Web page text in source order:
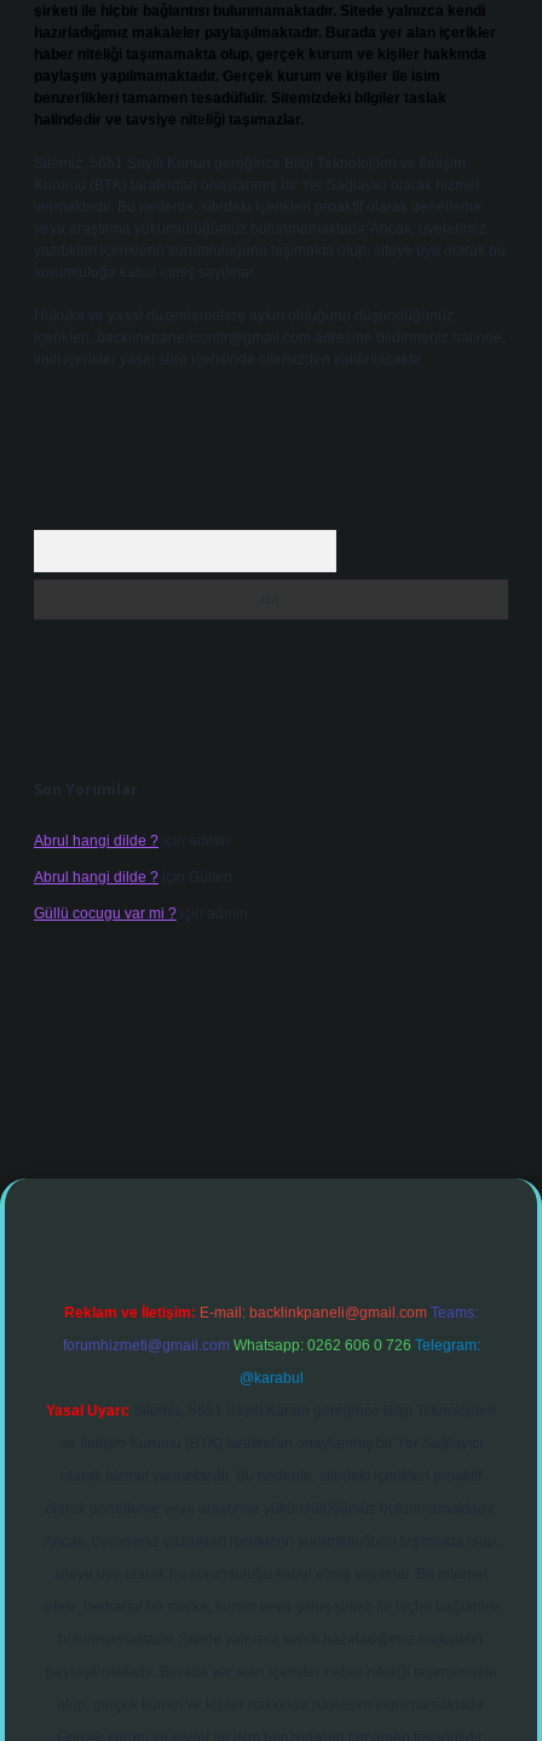
şirketi ile hiçbir bağlantısı bulunmamaktadır. Sitede yalnızca kendi
hazırladığımız makaleler paylaşılmaktadır. Burada yer alan içerikler
haber niteliği taşımamakta olup, gerçek kurum ve kişiler hakkında
paylaşım yapılmamaktadır. Gerçek kurum ve kişiler ile isim
benzerlikleri tamamen tesadüfidir. Sitemizdeki bilgiler taslak
halindedir ve tavsiye niteliği taşımazlar.
Sitemiz, 5651 Sayılı Kanun gereğince Bilgi Teknolojileri ve İletişim
Kurumu (BTK) tarafından onaylanmış bir Yer Sağlayıcı olarak hizmet
vermektedir. Bu nedenle, sitedeki içerikleri proaktif olarak denetleme
veya araştırma yükümlülüğümüz bulunmamaktadır. Ancak, üyelerimiz
yazdıkları içeriklerin sorumluluğunu taşımakta olup, siteye üye olarak bu
sorumluluğu kabul etmiş sayılırlar.
Hukuka ve yasal düzenlemelere aykırı olduğunu düşündüğünüz
içerikleri,
backlinkpanelicomtr@gmail.com adresine bildirmeniz halinde,
ilgili içerikler yasal süre içerisinde sitemizden kaldırılacaktır.
Son Yorumlar
Abrul hangi dilde ? için admin
Abrul hangi dilde ? için Gülten
Güllü cocugu var mi ? için admin
Reklam ve İletişim: E-mail: backlinkpaneli@gmail.com Teams:
forumhizmeti@gmail.com Whatsapp: 0262 606 0 726 Telegram:
@karabul
Yasal Uyarı: